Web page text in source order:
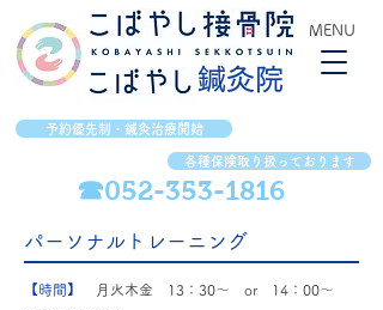
☎052-353-1816
予約優先制・鍼灸治療開始
各種保険取り扱っております
​鍼灸院
MENU
パーソナルトレーニング
​【時間】
月火木金 13：30～ or 14：00～